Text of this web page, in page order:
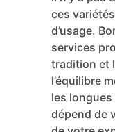
vous dire,
En
Il n’y a pas